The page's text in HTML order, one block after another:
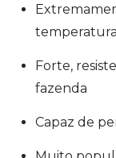
Forte,
fazenda
Capaz de